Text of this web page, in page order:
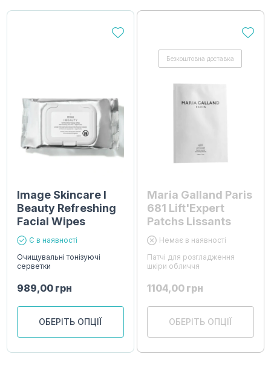
Image Skincare I
Beauty Refreshing
Facial Wipes
Є в наявності
Очищувальні тонізуючі
серветки
989,00 грн
ОБЕРІТЬ ОПЦІЇ
Безкоштовна доставка
Maria Galland Paris
681 Lift'Expert
Patchs Lissants
Немає в наявності
Патчі для розгладження
шкіри обличчя
1104,00 грн
ОБЕРІТЬ ОПЦІЇ